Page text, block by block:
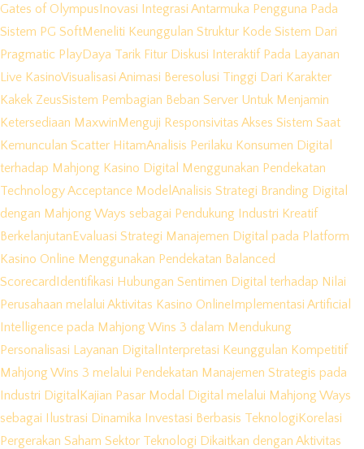
Gates of OlympusInovasi Integrasi Antarmuka Pengguna Pada
Sistem PG SoftMeneliti Keunggulan Struktur Kode Sistem Dari
Pragmatic PlayDaya Tarik Fitur Diskusi Interaktif Pada Layanan
Live KasinoVisualisasi Animasi Beresolusi Tinggi Dari Karakter
Kakek ZeusSistem Pembagian Beban Server Untuk Menjamin
Ketersediaan MaxwinMenguji Responsivitas Akses Sistem Saat
Kemunculan Scatter HitamAnalisis Perilaku Konsumen Digital
terhadap Mahjong Kasino Digital Menggunakan Pendekatan
Technology Acceptance Model Analisis Strategi Branding Digital
dengan Mahjong Ways sebagai Pendukung Industri Kreatif
BerkelanjutanEvaluasi Strategi Manajemen Digital pada Platform
Kasino Online Menggunakan Pendekatan Balanced
ScorecardIdentifikasi Hubungan Sentimen Digital terhadap Nilai
Perusahaan melalui Aktivitas Kasino OnlineImplementasi Artificial
Intelligence pada Mahjong Wins 3 dalam Mendukung
Personalisasi Layanan Digital Interpretasi Keunggulan Kompetitif
Mahjong Wins 3 melalui Pendekatan Manajemen Strategis pada
Industri Digital Kajian Pasar Modal Digital melalui Mahjong Ways
sebagai Ilustrasi Dinamika Investasi Berbasis TeknologiKorelasi
Pergerakan Saham Sektor Teknologi Dikaitkan dengan Aktivitas